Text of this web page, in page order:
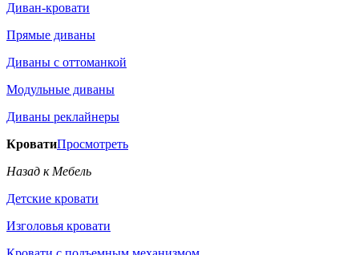
Диван-кровати
Прямые диваны
Диваны с оттоманкой
Модульные диваны
Диваны реклайнеры
КроватиПросмотреть
Назад к Мебель
Детские кровати
Изголовья кровати